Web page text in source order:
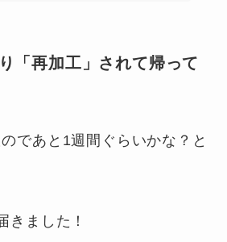
「再加工」されて帰って
であと1週間ぐらいかな？と
きました！